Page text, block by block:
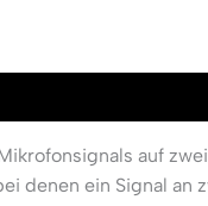
auf
denen ein Signal